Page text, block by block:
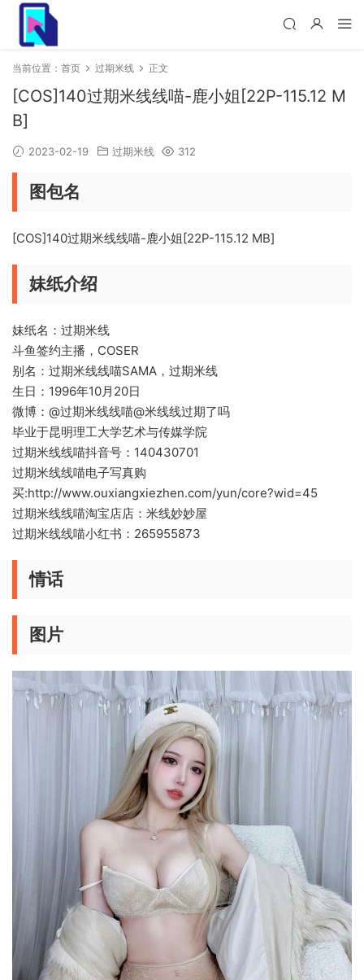
当前位置： 首页 过期米线 正文
[COS]140过期米线线喵-鹿小姐[22P-115.12 M
B]
2023-02-19 过期米线 312
图包名
[COS]140过期米线线喵-鹿小姐[22P-115.12 MB]
妹纸介绍
妹纸名：过期米线
斗鱼签约主播，COSER
别名：过期米线线喵SAMA，过期米线
生日：1996年10月20日
微博：@过期米线线喵@米线线过期了吗
毕业于昆明理工大学艺术与传媒学院
过期米线线喵抖音号：140430701
过期米线线喵电子写真购
买:http://www.ouxiangxiezhen.com/yun/core?wid=45
过期米线线喵淘宝店店：米线妙妙屋
过期米线线喵小红书：265955873
情话
图片